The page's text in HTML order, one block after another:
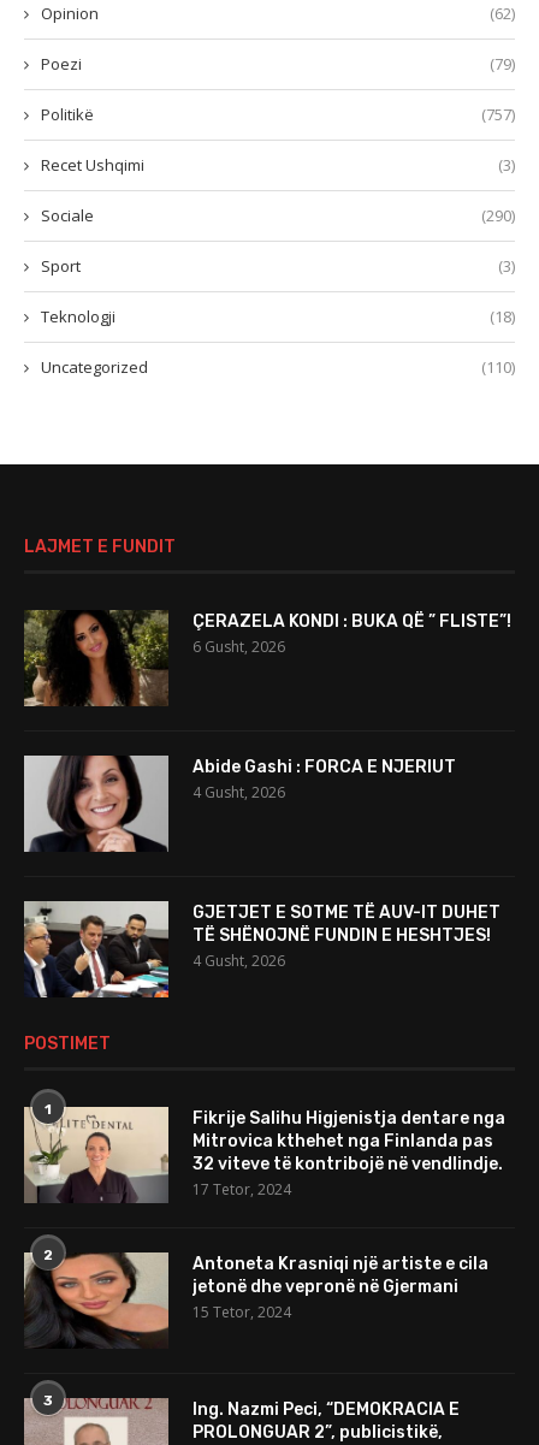
Opinion (62)
Poezi (79)
Politikë (757)
Recet Ushqimi (3)
Sociale (290)
Sport (3)
Teknologji (18)
Uncategorized (110)
LAJMET E FUNDIT
ÇERAZELA KONDI : BUKA QË ” FLISTE”!
6 Gusht, 2026
Abide Gashi : FORCA E NJERIUT
4 Gusht, 2026
GJETJET E SOTME TË AUV-IT DUHET
TË SHËNOJNË FUNDIN E HESHTJES!
4 Gusht, 2026
POSTIMET
1
Fikrije Salihu Higjenistja dentare nga
Mitrovica kthehet nga Finlanda pas
32 viteve të kontribojë në vendlindje.
17 Tetor, 2024
2
Antoneta Krasniqi një artiste e cila
jetonë dhe vepronë në Gjermani
15 Tetor, 2024
3
Ing. Nazmi Peci, “DEMOKRACIA E
PROLONGUAR 2”, publicistikë,